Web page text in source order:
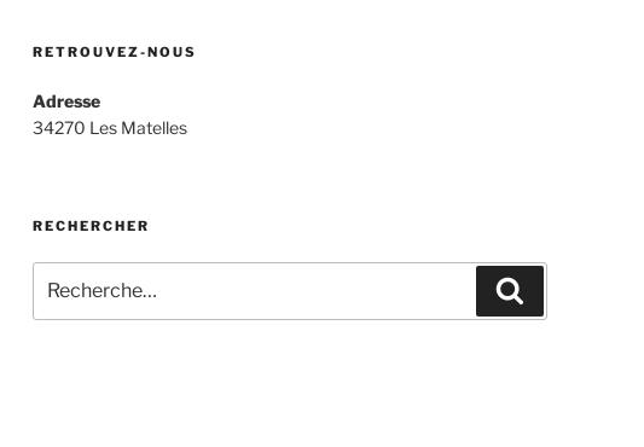
RETROUVEZ-NOUS
Adresse
34270 Les Matelles
RECHERCHER
pour
: